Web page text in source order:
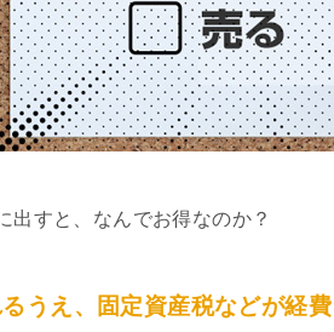
出すと、なんでお得なのか？
うえ、固定資産税などが経